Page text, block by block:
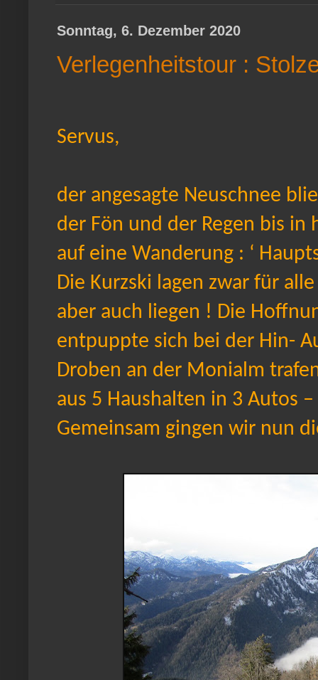
Sonntag, 6. Dezember 2020
Verlegenheitstour :
Servus,
der angesagte Neuschnee
der Fön und der Regen bis in
auf eine Wanderung : ‘
Die Kurzski lagen zwar für
aber auch liegen ! Die
entpuppte sich bei der Hin-
Droben an der Monialm
aus 5 Haushalten in 3 Autos
Gemeinsam gingen wir nun